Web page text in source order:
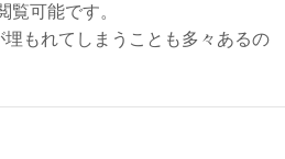
覧可能です。
もれてしまうことも多々あるの